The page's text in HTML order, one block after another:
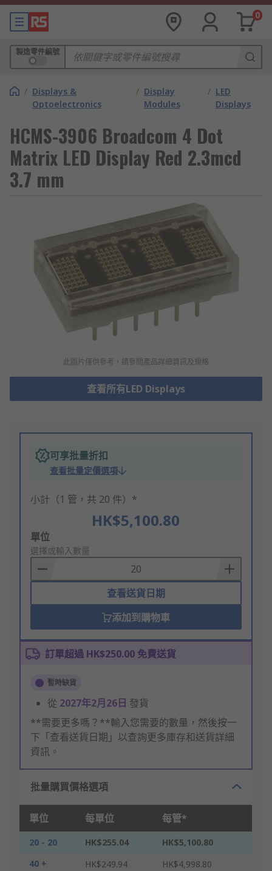
0
製造零件編號
/ Displays &
Optoelectronics
/ Display
Modules
/ LED
Displays
HCMS-3906 Broadcom 4 Dot
Matrix LED Display Red 2.3mcd
3.7 mm
此圖片僅供參考，請參閲產品詳細資訊及規格
查看所有LED Displays
可享批量折扣
查看批量定價選項
小計（1 管，共 20 件）*
HK$5,100.80
Add
to
Basket
單位
選擇或輸入數量
查看送貨日期
添加到購物車
訂單超過 HK$250.00 免費送貨
暫時缺貨
從 2027年2月26日 發貨
**需要更多嗎？**輸入您需要的數量，然後按一
下「查看送貨日期」以查詢更多庫存和送貨詳細
資訊。
批量購買價格選項
單位 每單位 每管*
20 - 20 HK$255.04
HK$5,100.80
40 +
HK$249.94 HK$4,998.80